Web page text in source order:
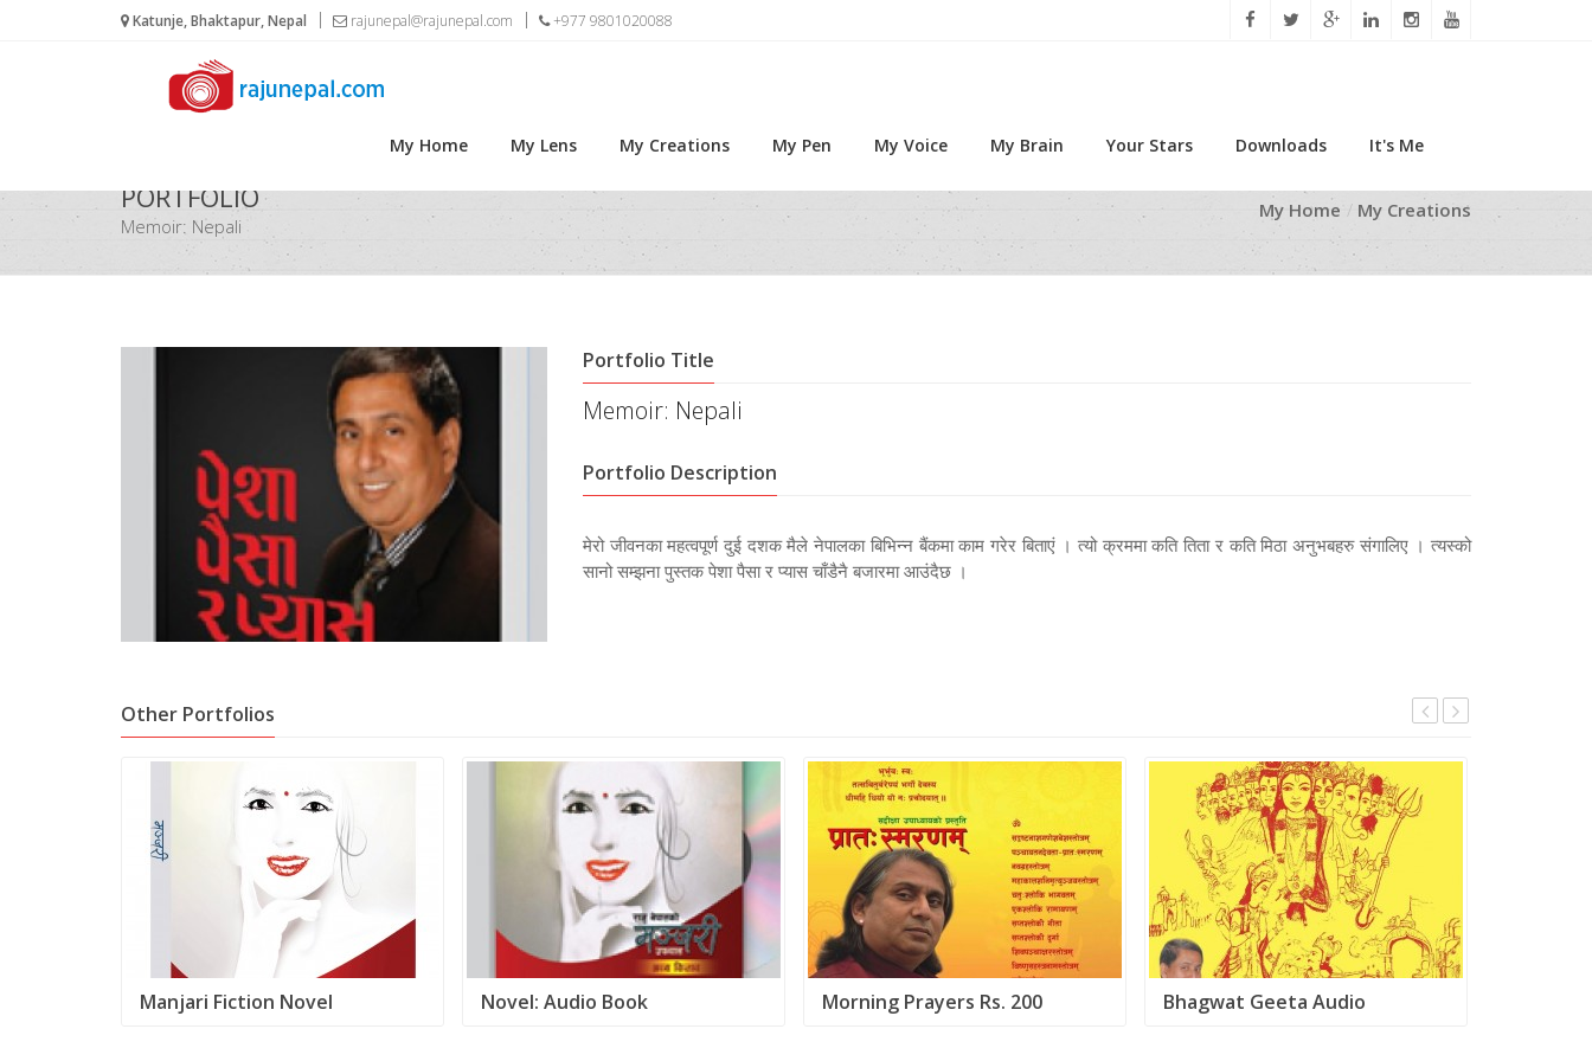
Katunje, Bhaktapur, Nepal rajunepal@rajunepal.com +977 9801020088
My Home My Lens My Creations My Pen My Voice My Brain Your Stars Downloads It's Me
PORTFOLIO
Memoir: Nepali
My Home My Creations
Portfolio Title
Memoir: Nepali
Portfolio Description
मेरो जीवनका महत्वपूर्ण दुई दशक मैले नेपालका बिभिन्न बैंकमा काम गरेर बिताएं । त्यो क्रममा कति तिता र कति मिठा अनुभबहरु संगालिए । त्यस्को
सानो सम्झना पुस्तक पेशा पैसा र प्यास चाँडैनै बजारमा आउंदैछ ।
Other Portfolios
Manjari Fiction Novel Novel: Audio Book Morning Prayers Rs. 200 Bhagwat Geeta Audio